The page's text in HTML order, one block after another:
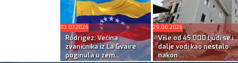
03.07.2026
Rodrigez: Većina
zvaničnika iz La Gvaire
poginula u zem...
29.06.2026
Više od 45.000 ljudi se i
dalje vodi kao nestalo
nakon ...